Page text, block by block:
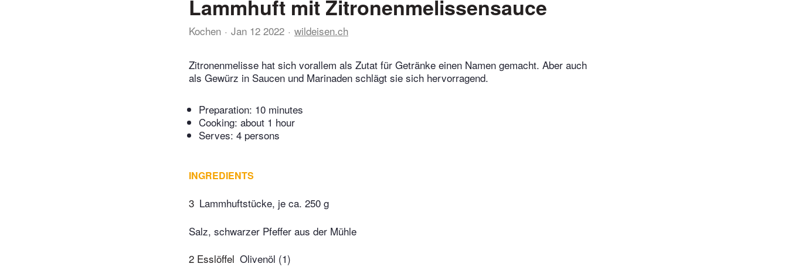
Lammhuft mit Zitronenmelissensauce
Kochen Jan 12 2022 wildeisen.ch
Zitronenmelisse hat sich vorallem als Zutat für Getränke einen Namen gemacht. Aber auch
als Gewürz in Saucen und Marinaden schlägt sie sich hervorragend.
Preparation: 10 minutes
Cooking: about 1 hour
Serves: 4 persons
INGREDIENTS
3 Lammhuftstücke, je ca. 250 g
Salz, schwarzer Pfeffer aus der Mühle
2 Esslöffel Olivenöl (1)